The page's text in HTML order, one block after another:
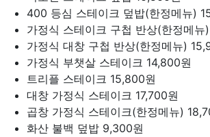
400 등심 스테이크 덮밥(한정메뉴)
가정식 스테이크 구첩 반상(한정메뉴)
가정식 대창 구첩 반상(한정메뉴)
가정식 부챗살 스테이크 14,800원
트리플 스테이크 15,800원
대창 가정식 스테이크 17,700원
곱창 가정식 스테이크(한정메뉴)
화산 불백 덮밥 9,300원